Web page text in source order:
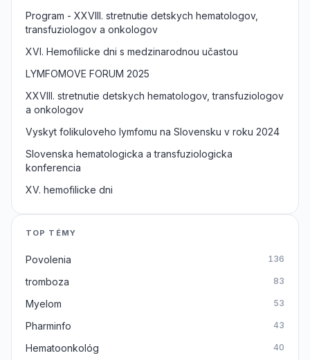
Program - XXVIII. stretnutie detskych hematologov,
transfuziologov a onkologov
XVI. Hemofilicke dni s medzinarodnou učastou
LYMFOMOVE FORUM 2025
XXVIII. stretnutie detskych hematologov, transfuziologov
a onkologov
Vyskyt folikuloveho lymfomu na Slovensku v roku 2024
Slovenska hematologicka a transfuziologicka
konferencia
XV. hemofilicke dni
TOP TÉMY
Povolenia 136
tromboza 83
Myelom 53
Pharminfo 43
Hematoonkológ 40